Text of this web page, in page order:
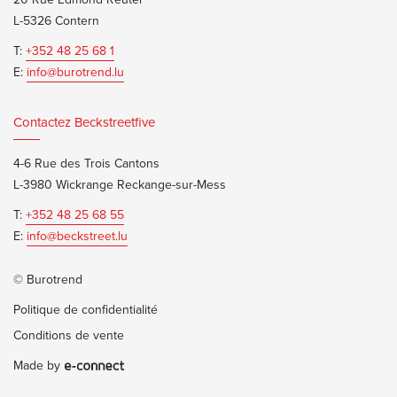
L-5326 Contern
T:+352 48 25 68 1
E: info@burotrend.lu
Contactez Beckstreetfive
4-6 Rue des Trois Cantons
L-3980 Wickrange Reckange-sur-Mess
T:+352 48 25 68 55
E: info@beckstreet.lu
© Burotrend
Politique de confidentialité
Conditions de vente
Made by